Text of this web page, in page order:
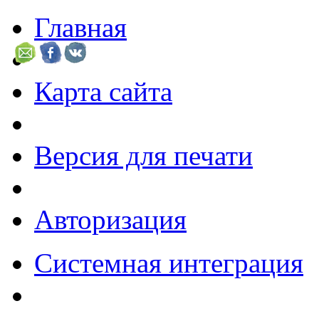
Главная
Карта сайта
Версия для печати
Авторизация
Системная интеграция